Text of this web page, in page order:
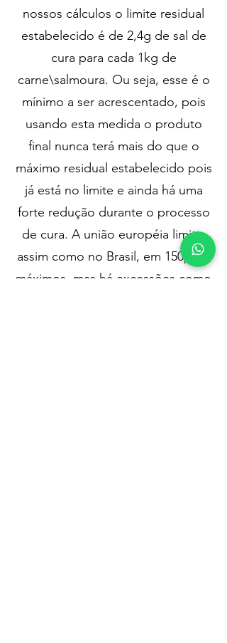
nossos cálculos o limite residual
estabelecido é de 2,4g de sal de
cura para cada 1kg de
carne\salmoura. Ou seja, esse é o
mínimo a ser acrescentado, pois
usando esta medida o produto
final nunca terá mais do que o
máximo residual estabelecido pois
já está no limite e ainda há uma
forte redução durante o processo
de cura. A união européia limita,
assim como no Brasil, em 150ppm
máximos, mas há excessões como